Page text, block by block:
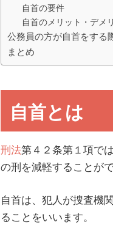
自首の要件
自首のメリット・デメ
公務員の方が自首をする
まとめ
自首とは
刑法第４２条第１項で
の刑を減軽することが
自首は、犯人が捜査機
ることをいいます。